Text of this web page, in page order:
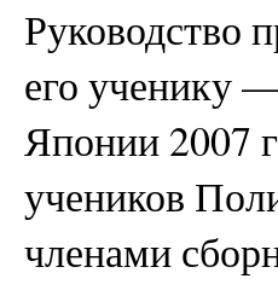
Руководство
его ученику
Японии 2007
учеников
членами